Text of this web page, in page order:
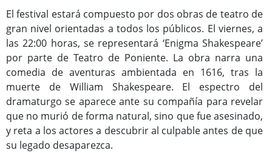
El festival estará compuesto por dos obras de teatro de
gran nivel orientadas a todos los públicos. El viernes, a
las 22:00 horas, se representará ‘Enigma Shakespeare’
por parte de Teatro de Poniente. La obra narra una
comedia de aventuras ambientada en 1616, tras la
muerte de William Shakespeare. El espectro del
dramaturgo se aparece ante su compañía para revelar
que no murió de forma natural, sino que fue asesinado,
y reta a los actores a descubrir al culpable antes de que
su legado desaparezca.